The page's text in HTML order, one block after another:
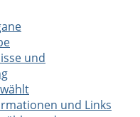
und
und Links